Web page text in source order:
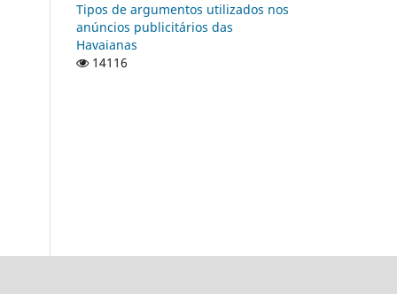
Tipos de argumentos utilizados nos
anúncios publicitários das
Havaianas
14116